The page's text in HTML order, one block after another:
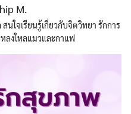
M.
นใจเรียนรู้เกี่ยวกับจิตวิทยา รักการ
ลงใหลแมวและกาแฟ